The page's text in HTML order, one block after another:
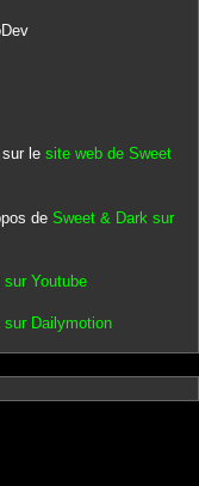
le site web de Sweet
de Sweet & Dark sur
Youtube
Dailymotion